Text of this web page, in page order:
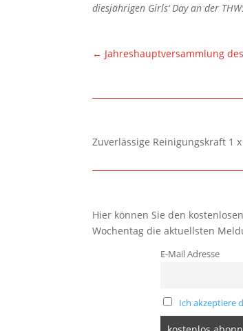
diesjährigen Girls‘ Day an der
← Jahreshauptversammlung
Zuverlässige Reinigungskraft 1
Hier können Sie den
Wochentag die aktuellsten
E-Mail Adresse
Ich akzeptiere